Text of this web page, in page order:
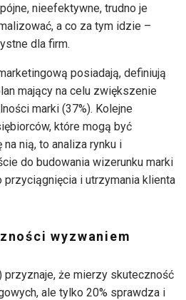
nieefektywne, trudno je
a co za tym idzie –
dla firm.
posiadają, definiują
mający na celu zwiększenie
marki (37%). Kolejne
które mogą być
nią, to analiza rynku i
do budowania wizerunku marki
i utrzymania klienta
wyzwaniem
przyznaje, że mierzy skuteczność
ale tylko 20% sprawdza i